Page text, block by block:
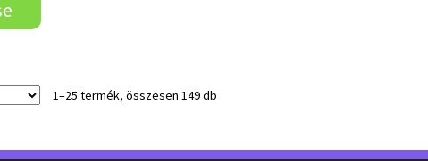
1–25 termék, összesen 149 db